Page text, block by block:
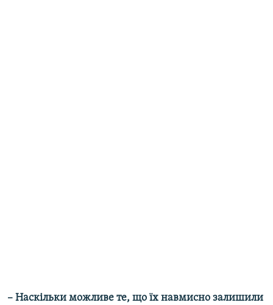
– Наскільки можливе те, що їх навмисно залишили